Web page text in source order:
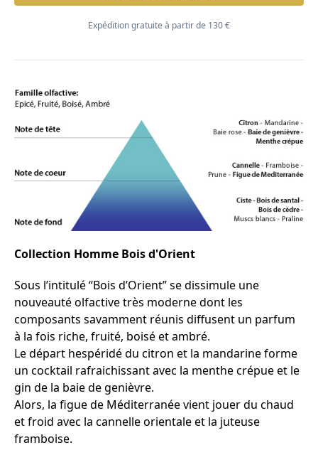
Expédition gratuite à partir de 130 €
Collection Homme Bois d'Orient
Sous l’intitulé “Bois d’Orient” se dissimule une
nouveauté olfactive très moderne dont les
composants savamment réunis diffusent un parfum
à la fois riche, fruité, boisé et ambré.
Le départ hespéridé du citron et la mandarine forme
un cocktail rafraichissant avec la menthe crépue et le
gin de la baie de genièvre.
Alors, la figue de Méditerranée vient jouer du chaud
et froid avec la cannelle orientale et la juteuse
framboise.